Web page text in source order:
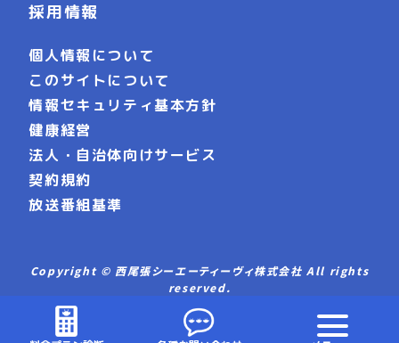
採用情報
個人情報について
このサイトについて
情報セキュリティ基本方針
健康経営
法人・自治体向けサービス
契約規約
放送番組基準
Copyright © 西尾張シーエーティーヴィ株式会社 All rights
reserved.